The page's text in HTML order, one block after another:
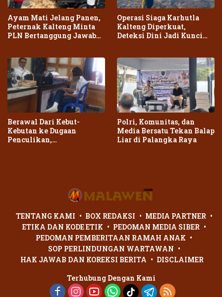
Ayam Mati Jelang Panen,
Peternak Kalteng Minta
PLN Bertanggung Jawab
Operasi Siaga Karhutla
Kalteng Diperkuat,
Deteksi Dini Jadi Kunci
Berawal Dari Kebut-
Kebutan ke Dugaan
Penculikan,
Polri, Komunitas, dan
Media Bersatu Tekan Balap
Liar di Palangka Raya
TENTANG KAMI BOX REDAKSI
MEDIA PARTNER
ETIKA DAN KODE ETIK
PEDOMAN MEDIA SIBER
PEDOMAN PEMBERITAAN RAMAH ANAK
SOP PERLINDUNGAN WARTAWAN
HAK JAWAB DAN KOREKSI BERITA
DISCLAIMER
Terhubung Dengan Kami